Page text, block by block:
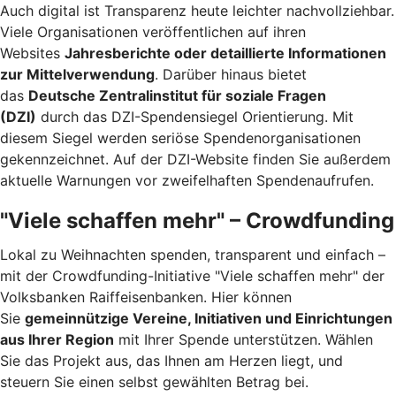
Auch digital ist Transparenz heute leichter nachvollziehbar.
Viele Organisationen veröffentlichen auf ihren
Websites Jahresberichte oder detaillierte Informationen
zur Mittelverwendung. Darüber hinaus bietet
das Deutsche Zentralinstitut für soziale Fragen
(DZI) durch das DZI-Spendensiegel Orientierung. Mit
diesem Siegel werden seriöse Spendenorganisationen
gekennzeichnet. Auf der DZI-Website finden Sie außerdem
aktuelle Warnungen vor zweifelhaften Spendenaufrufen.
"Viele schaffen mehr" – Crowdfunding
Lokal zu Weihnachten spenden, transparent und einfach –
mit der Crowdfunding-Initiative "Viele schaffen mehr" der
Volksbanken Raiffeisenbanken. Hier können
Sie gemeinnützige Vereine, Initiativen und Einrichtungen
aus Ihrer Region mit Ihrer Spende unterstützen. Wählen
Sie das Projekt aus, das Ihnen am Herzen liegt, und
steuern Sie einen selbst gewählten Betrag bei.